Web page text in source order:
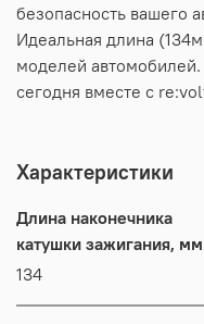
безопасность вашего
Идеальная длина
моделей
сегодня вместе с
Характеристики
Длина наконечника
катушки зажигания, мм
134